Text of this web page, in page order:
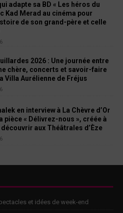
adapte sa BD « Les héros du
Kad Merad au cinéma pour
de son grand-père et celle
2026 : Une journée entre
chère, concerts et savoir-faire
Villa Aurélienne de Fréjus
en interview à La Chèvre d’Or
pièce « Délivrez-nous », créée à
aux Théâtrales d’Èze
et idées de week-end